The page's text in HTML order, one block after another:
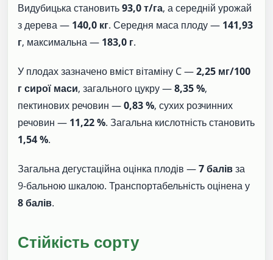
Видубицька становить93,0 т/га, а середній урожай
з дерева — 140,0 кг. Середня маса плоду — 141,93
г, максимальна — 183,0 г.
У плодах зазначено вміст вітаміну C —2,25 мг/100
г сирої маси, загального цукру —8,35 %,
пектинових речовин —0,83 %, сухих розчинних
речовин — 11,22 %. Загальна кислотність становить
1,54 %.
Загальна дегустаційна оцінка плодів —7 балівза
9-бальною шкалою. Транспортабельність оцінена у
8 балів.
Стійкість сорту